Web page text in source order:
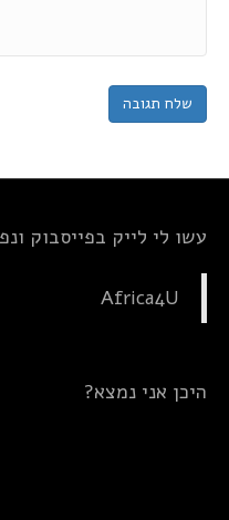
עשו לי לייק בפייסבוק
Africa4U
היכן אני נמצא?